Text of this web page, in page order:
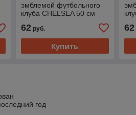
эмблемой футбольного
клуба CHELSEA 50 см
62руб.
Купить
62
год